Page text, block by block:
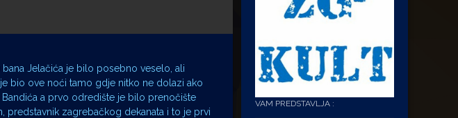
Jelačića je bilo posebno veselo, ali
bio ove noći tamo gdje nitko ne dolazi ako
a prvo odredište je bilo prenočište
predstavnik zagrebačkog dekanata i to je prvi
VAM PREDSTAVLJA :